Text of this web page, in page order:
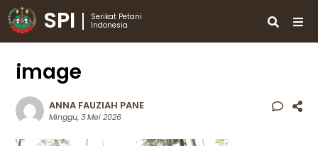
SPI
Serikat Petani
Indonesia
image
ANNA FAUZIAH PANE
Minggu, 3 Mei 2026